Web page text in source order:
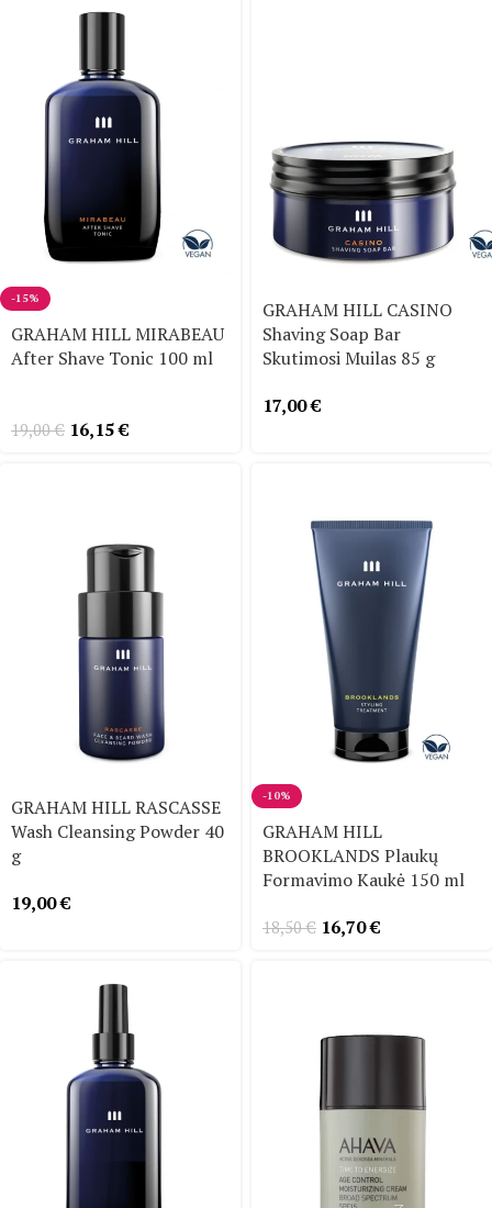
-15%
GRAHAM HILL MIRABEAU
After Shave Tonic 100 ml
19,00€ 16,15€
GRAHAM HILL CASINO
Shaving Soap Bar
Skutimosi Muilas 85 g
17,00€
GRAHAM HILL RASCASSE
Wash Cleansing Powder 40
g
19,00€
-10%
GRAHAM HILL
BROOKLANDS Plaukų
Formavimo Kaukė 150 ml
18,50€ 16,70€